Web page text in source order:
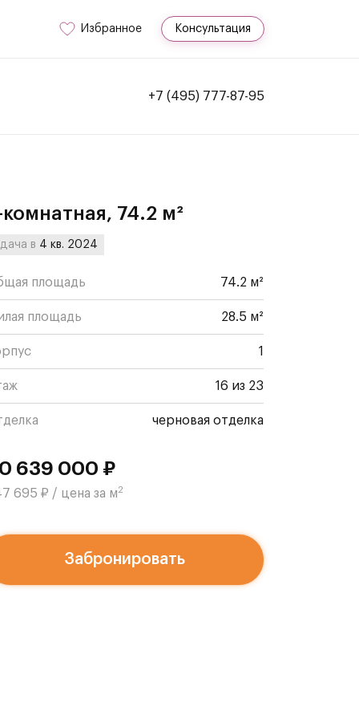
Избранное Консультация
+7 (495) 777-87-95
комнатная, 74.2 м²
в 4 кв. 2024
площадь 74.2 м²
площадь 28.5 м²
1
16 из 23
черновая отделка
639 000 ₽
695 ₽ / цена за м2
Забронировать